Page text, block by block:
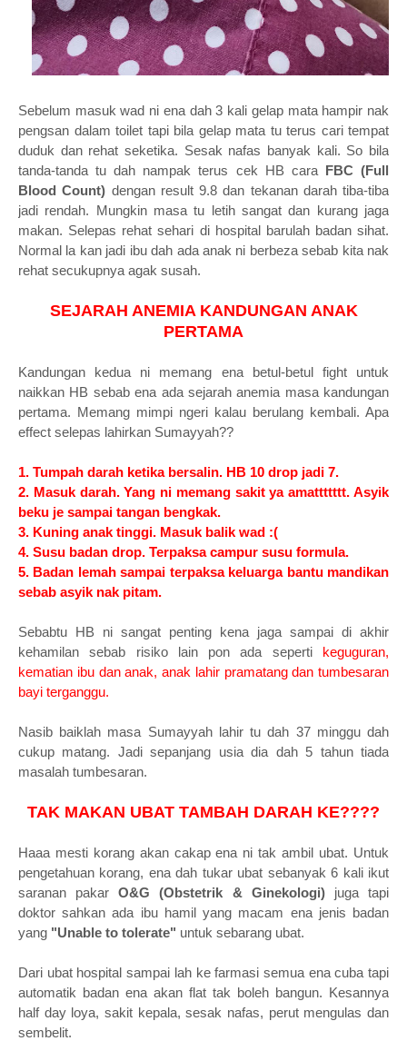
Sebelum masuk wad ni ena dah 3 kali gelap mata hampir nak
pengsan dalam toilet tapi bila gelap mata tu terus cari tempat
duduk dan rehat seketika. Sesak nafas banyak kali. So bila
tanda-tanda tu dah nampak terus cek HB cara FBC (Full
Blood Count) dengan result 9.8 dan tekanan darah tiba-tiba
jadi rendah. Mungkin masa tu letih sangat dan kurang jaga
makan. Selepas rehat sehari di hospital barulah badan sihat.
Normal la kan jadi ibu dah ada anak ni berbeza sebab kita nak
rehat secukupnya agak susah.
SEJARAH ANEMIA KANDUNGAN ANAK
PERTAMA
Kandungan kedua ni memang ena betul-betul fight untuk
naikkan HB sebab ena ada sejarah anemia masa kandungan
pertama. Memang mimpi ngeri kalau berulang kembali. Apa
effect selepas lahirkan Sumayyah??
1. Tumpah darah ketika bersalin. HB 10 drop jadi 7.
2. Masuk darah. Yang ni memang sakit ya amattttttt. Asyik
beku je sampai tangan bengkak.
3. Kuning anak tinggi. Masuk balik wad :(
4. Susu badan drop. Terpaksa campur susu formula.
5. Badan lemah sampai terpaksa keluarga bantu mandikan
sebab asyik nak pitam.
Sebabtu HB ni sangat penting kena jaga sampai di akhir
kehamilan sebab risiko lain pon ada sepertikeguguran,
kematian ibu dan anak, anak lahir pramatang dan tumbesaran
bayi terganggu.
Nasib baiklah masa Sumayyah lahir tu dah 37 minggu dah
cukup matang. Jadi sepanjang usia dia dah 5 tahun tiada
masalah tumbesaran.
TAK MAKAN UBAT TAMBAH DARAH KE????
Haaa mesti korang akan cakap ena ni tak ambil ubat. Untuk
pengetahuan korang, ena dah tukar ubat sebanyak 6 kali ikut
saranan pakarO&G (Obstetrik & Ginekologi)juga tapi
doktor sahkan ada ibu hamil yang macam ena jenis badan
yang "Unable to tolerate" untuk sebarang ubat.
Dari ubat hospital sampai lah ke farmasi semua ena cuba tapi
automatik badan ena akan flat tak boleh bangun. Kesannya
half day loya, sakit kepala, sesak nafas, perut mengulas dan
sembelit.